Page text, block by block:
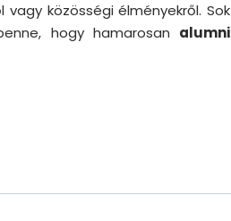
közösségi élményekről. Sok
hogy hamarosan alumni